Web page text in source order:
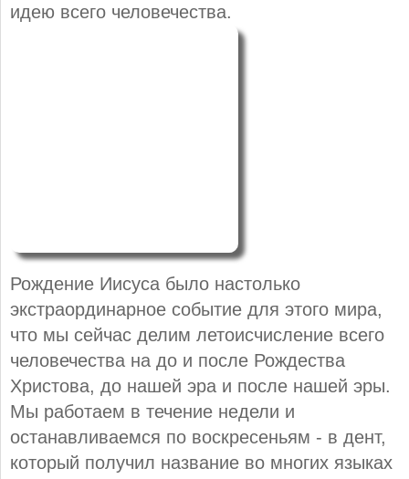
идею всего человечества.
Рождение Иисуса было настолько
экстраординарное событие для этого мира,
что мы сейчас делим летоисчисление всего
человечества на до и после Рождества
Христова, до нашей эра и после нашей эры.
Мы работаем в течение недели и
останавливаемся по воскресеньям - в дент,
который получил название во многих языках